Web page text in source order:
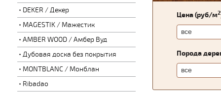
DEKER / Декер
MAGESTIK / Мажестик
AMBER WOOD / Амбер Вуд
Дубовая доска без покрытия
MONTBLANC / Монблан
Ribadao
Цена (руб/м2
Порода